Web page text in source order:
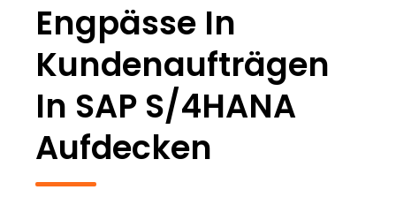
Engpässe In
Kundenaufträgen
In SAP S/4HANA
Aufdecken